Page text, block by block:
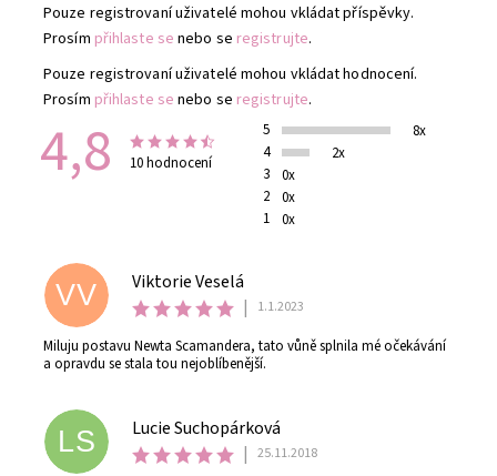
Pouze registrovaní uživatelé mohou vkládat příspěvky.
Prosím přihlaste se nebo se registrujte.
Pouze registrovaní uživatelé mohou vkládat hodnocení.
Prosím přihlaste se nebo se registrujte.
4,8 10 hodnocení
5
8x
4
2x
3
0x
2
0x
1
0x
VV
Viktorie Veselá
|
1.1.2023
Miluju postavu Newta Scamandera, tato vůně splnila mé očekávání
a opravdu se stala tou nejoblíbenější.
LS
Lucie Suchopárková
| 25.11.2018